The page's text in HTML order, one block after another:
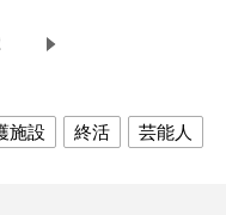
施設 終活 芸能人